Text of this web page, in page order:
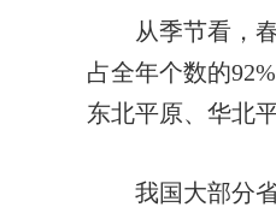
从季节看，春
占全年个数的
东北平原、华北
我国大部分省